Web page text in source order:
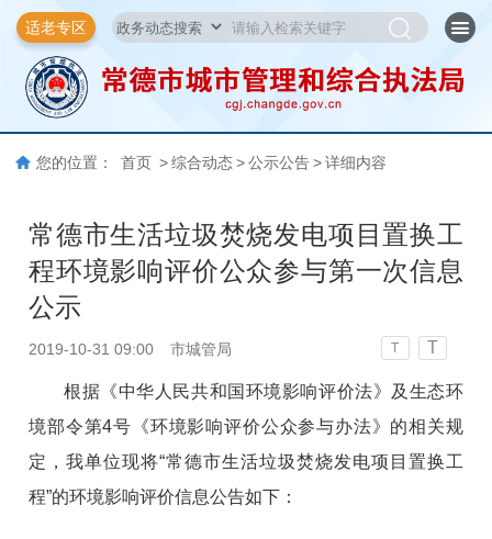
适老专区
您的位置： 首页 > 综合动态 > 公示公告 > 详细内容
常德市生活垃圾焚烧发电项目置换工
程环境影响评价公众参与第一次信息
公示
2019-10-31 09:00 市城管局 T T
根据《中华人民共和国环境影响评价法》及生态环
境部令第4号《环境影响评价公众参与办法》的相关规
定，我单位现将“常德市生活垃圾焚烧发电项目置换工
程”的环境影响评价信息公告如下：